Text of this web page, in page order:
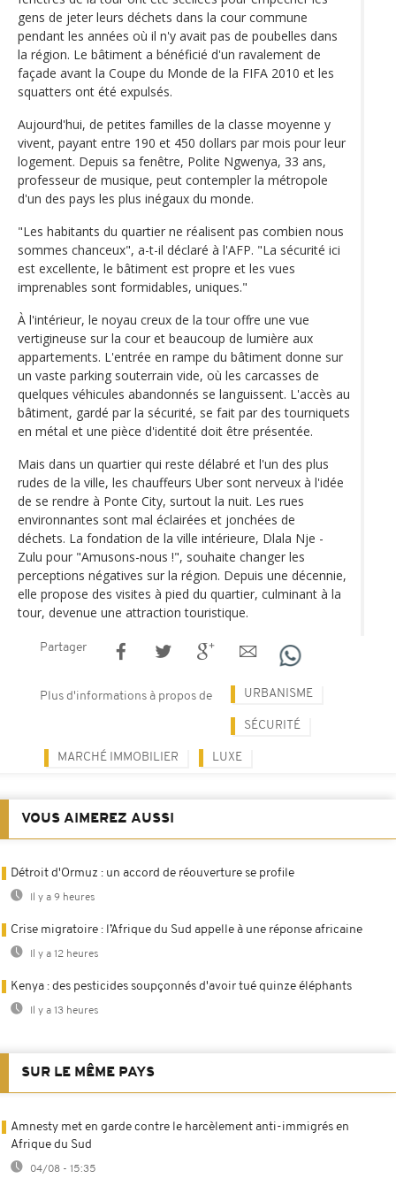
gens de jeter leurs déchets dans la cour commune
pendant les années où il n'y avait pas de poubelles dans
la région. Le bâtiment a bénéficié d'un ravalement de
façade avant la Coupe du Monde de la FIFA 2010 et les
squatters ont été expulsés.
Aujourd'hui, de petites familles de la classe moyenne y
vivent, payant entre 190 et 450 dollars par mois pour leur
logement. Depuis sa fenêtre, Polite Ngwenya, 33 ans,
professeur de musique, peut contempler la métropole
d'un des pays les plus inégaux du monde.
"Les habitants du quartier ne réalisent pas combien nous
sommes chanceux", a-t-il déclaré à l'AFP. "La sécurité ici
est excellente, le bâtiment est propre et les vues
imprenables sont formidables, uniques."
À l'intérieur, le noyau creux de la tour offre une vue
vertigineuse sur la cour et beaucoup de lumière aux
appartements. L'entrée en rampe du bâtiment donne sur
un vaste parking souterrain vide, où les carcasses de
quelques véhicules abandonnés se languissent. L'accès au
bâtiment, gardé par la sécurité, se fait par des tourniquets
en métal et une pièce d'identité doit être présentée.
Mais dans un quartier qui reste délabré et l'un des plus
rudes de la ville, les chauffeurs Uber sont nerveux à l'idée
de se rendre à Ponte City, surtout la nuit. Les rues
environnantes sont mal éclairées et jonchées de
déchets. La fondation de la ville intérieure, Dlala Nje -
Zulu pour "Amusons-nous !", souhaite changer les
perceptions négatives sur la région. Depuis une décennie,
elle propose des visites à pied du quartier, culminant à la
tour, devenue une attraction touristique.
Partager
Plus d'informations à propos de URBANISME
SÉCURITÉ
MARCHÉ IMMOBILIER LUXE
VOUS AIMEREZ AUSSI
Détroit d'Ormuz : un accord de réouverture se profile
Il y a 9 heures
Crise migratoire : l’Afrique du Sud appelle à une réponse africaine
Il y a 12 heures
Kenya : des pesticides soupçonnés d'avoir tué quinze éléphants
Il y a 13 heures
SUR LE MÊME PAYS
Amnesty met en garde contre le harcèlement anti-immigrés en
Afrique du Sud
04/08 - 15:35